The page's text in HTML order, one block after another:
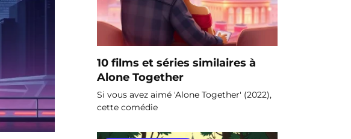
10 films et séries similaires à
Alone Together
Si vous avez aimé 'Alone Together' (2022),
cette comédie